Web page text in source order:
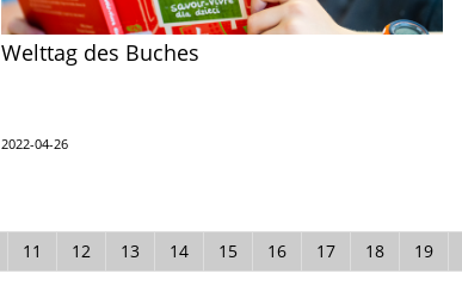
Welttag des Buches
2022-04-26
11 12 13 14 15 16 17 18 19